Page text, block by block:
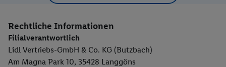
Rechtliche Informationen
Filialverantwortlich
Lidl Vertriebs-GmbH & Co. KG (Butzbach)
Am Magna Park 10, 35428 Langgöns